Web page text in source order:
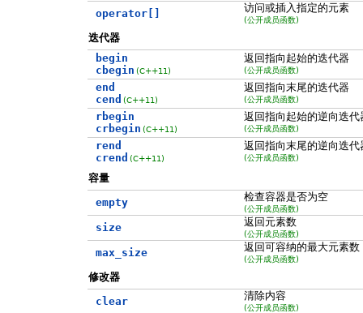
operator[] 访问或插入指定的元素
(公开成员函数)
迭代器
begin
cbegin (C++11)
返回指向起始的迭代器
(公开成员函数)
end
cend (C++11)
返回指向末尾的迭代器
(公开成员函数)
rbegin
crbegin (C++11)
返回指向起始的逆向迭代
(公开成员函数)
rend
crend (C++11)
返回指向末尾的逆向迭代
(公开成员函数)
容量
empty
检查容器是否为空
(公开成员函数)
size 返回元素数
(公开成员函数)
max_size 返回可容纳的最大元素数
(公开成员函数)
修改器
clear
清除内容
(公开成员函数)